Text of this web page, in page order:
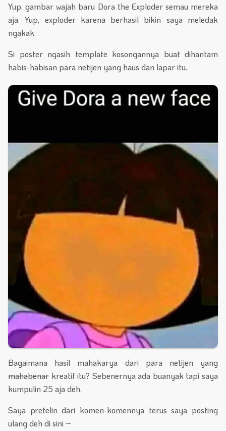
Yup, gambar wajah baru Dora the Exploder semau mereka
aja. Yup, exploder karena berhasil bikin saya meledak
ngakak.
Si poster ngasih template kosongannya buat dihantam
habis-habisan para netijen yang haus dan lapar itu.
Bagaimana hasil mahakarya dari para netijen yang
mahabenar kreatif itu? Sebenernya ada buanyak tapi saya
kumpulin 25 aja deh.
Saya pretelin dari komen-komennya terus saya posting
ulang deh di sini ~